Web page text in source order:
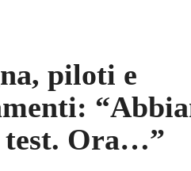
piloti e
test. Ora…”